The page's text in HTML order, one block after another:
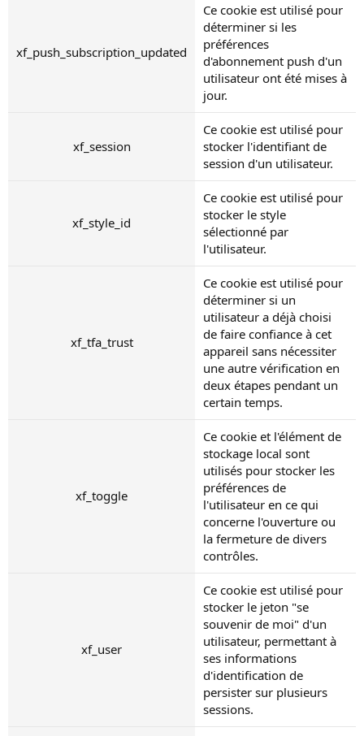
xf_push_subscription_updated
Ce cookie est utilisé pour
déterminer si les
préférences
d'abonnement push d'un
utilisateur ont été mises à
jour.
xf_session
Ce cookie est utilisé pour
stocker l'identifiant de
session d'un utilisateur.
xf_style_id
Ce cookie est utilisé pour
stocker le style
sélectionné par
l'utilisateur.
xf_tfa_trust
Ce cookie est utilisé pour
déterminer si un
utilisateur a déjà choisi
de faire confiance à cet
appareil sans nécessiter
une autre vérification en
deux étapes pendant un
certain temps.
xf_toggle
Ce cookie et l'élément de
stockage local sont
utilisés pour stocker les
préférences de
l'utilisateur en ce qui
concerne l'ouverture ou
la fermeture de divers
contrôles.
xf_user
Ce cookie est utilisé pour
stocker le jeton "se
souvenir de moi" d'un
utilisateur, permettant à
ses informations
d'identification de
persister sur plusieurs
sessions.